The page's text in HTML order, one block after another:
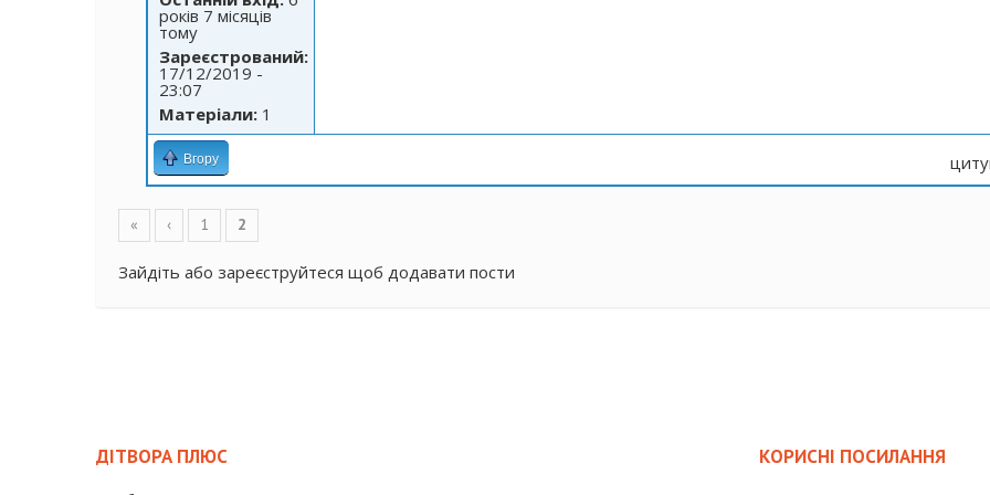
років 7 місяців
тому
Зареєстрований:
17/12/2019 -
23:07
Матеріали: 1
Вгору
Сторінки
« ‹ 1 2
Зайдіть або зареєструйтеся щоб додавати пости
ДІТВОРА ПЛЮС КОРИСНІ ПОСИЛАННЯ